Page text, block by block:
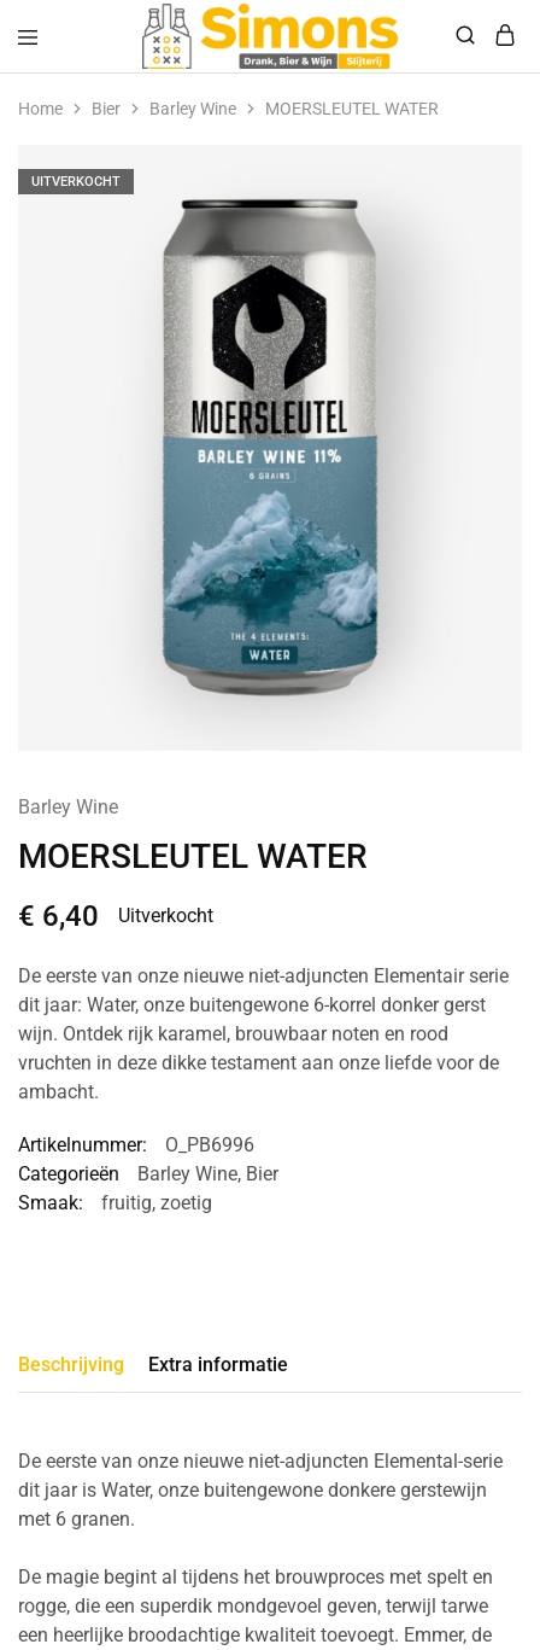
Simonsdrank.nl
Drank,
Bier
&
Home Bier Barley Wine MOERSLEUTEL WATER
UITVERKOCHT
Barley Wine
MOERSLEUTEL WATER
€ 6,40 Uitverkocht
De eerste van onze nieuwe niet-adjuncten Elementair serie
dit jaar: Water, onze buitengewone 6-korrel donker gerst
wijn. Ontdek rijk karamel, brouwbaar noten en rood
vruchten in deze dikke testament aan onze liefde voor de
ambacht.
Artikelnummer:
O_PB6996
Categorieën
Barley Wine, Bier
Smaak:
fruitig, zoetig
Beschrijving Extra informatie
De eerste van onze nieuwe niet-adjuncten Elemental-serie
dit jaar is Water, onze buitengewone donkere gerstewijn
met 6 granen.
De magie begint al tijdens het brouwproces met spelt en
rogge, die een superdik mondgevoel geven, terwijl tarwe
een heerlijke broodachtige kwaliteit toevoegt. Emmer, de